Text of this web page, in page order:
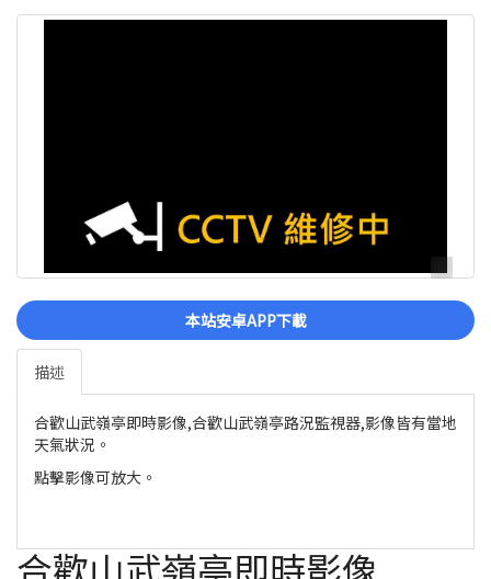
本站安卓APP下載
描述
合歡山武嶺亭即時影像,合歡山武嶺亭路況監視器,影像皆有當地
天氣狀況。
點擊影像可放大。